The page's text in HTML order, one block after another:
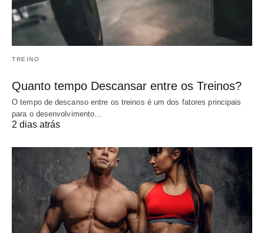
TREINO
Quanto tempo Descansar entre os Treinos?
O tempo de descanso entre os treinos é um dos fatores principais
para o desenvolvimento…
2 dias atrás